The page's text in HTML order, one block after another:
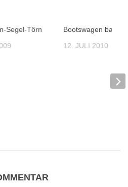
Segel-Törn Bootswagen bauen
12. JULI 2010